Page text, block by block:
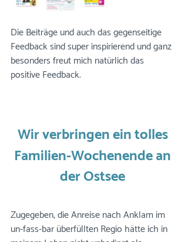
Die Beiträge und auch das gegenseitige
Feedback sind super inspirierend und ganz
besonders freut mich natürlich das
positive Feedback.
Wir verbringen ein tolles
Familien-Wochenende an
der Ostsee
Zugegeben, die Anreise nach Anklam im
un-fass-bar überfüllten Regio hätte ich in